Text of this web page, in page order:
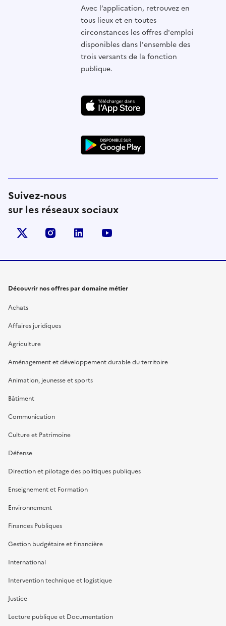
Avec l’application, retrouvez en
tous lieux et en toutes
circonstances les offres d'emploi
disponibles dans l'ensemble des
trois versants de la fonction
publique.
Suivez-nous
sur les réseaux sociaux
X (anciennement Twitter)
instagramlinkedin
Découvrir nos offres par domaine métier
Achats
Affaires juridiques
Agriculture
Aménagement et développement durable du territoire
Animation, jeunesse et sports
Bâtiment
Communication
Culture et Patrimoine
Défense
Direction et pilotage des politiques publiques
Enseignement et Formation
Environnement
Finances Publiques
Gestion budgétaire et financière
International
Intervention technique et logistique
Justice
Lecture publique et Documentation